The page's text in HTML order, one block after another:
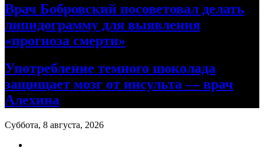
Врач Бобровский посоветовал делать
липидограмму для выявления
«прогноза смерти»
Употребление темного шоколада
защищает мозг от инсульта — врач
Алехина
Суббота, 8 августа, 2026